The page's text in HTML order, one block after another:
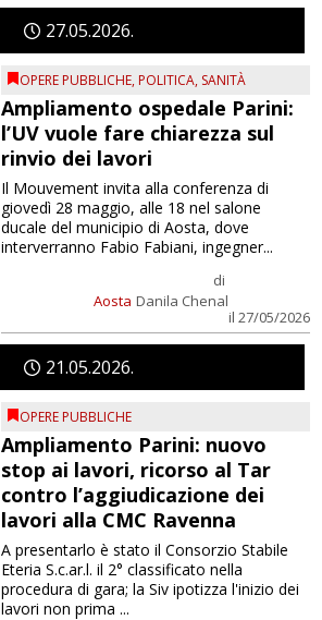
2705 2026
OPERE PUBBLICHE, POLITICA, SANITÀ
Ampliamento ospedale Parini:
l’UV vuole fare chiarezza sul
rinvio dei lavori
Aosta
di
Danila Chenal
il 27/05/2026
Il Mouvement invita alla conferenza di
giovedì 28 maggio, alle 18 nel salone
ducale del municipio di Aosta, dove
interverranno Fabio Fabiani, ingegner...
21 05 2026
OPERE PUBBLICHE
Ampliamento Parini: nuovo
stop ai lavori, ricorso al Tar
contro l’aggiudicazione dei
lavori alla CMC Ravenna
A presentarlo è stato il Consorzio Stabile
Eteria S.c.ar.l. il 2° classificato nella
procedura di gara; la Siv ipotizza l'inizio dei
lavori non prima ...